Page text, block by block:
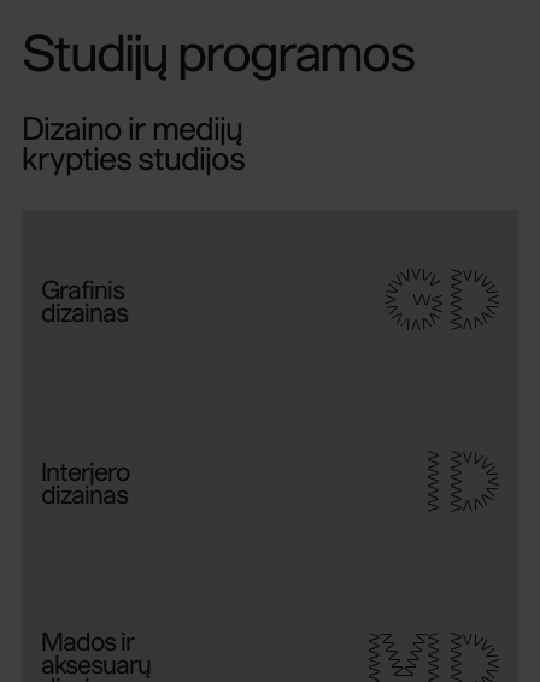
Studijų programos
krypties studijos
dizainas GD
dizainas ID
aksesuarų
dizainas MD